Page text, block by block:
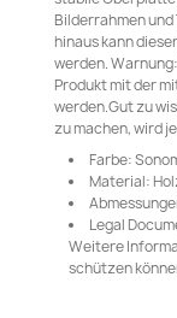
Bilderrahmen
hinaus kann
werden.
Produkt mit der
werden.Gut zu
zu machen, wird
Farbe:
Material:
Legal
Weitere
schützen